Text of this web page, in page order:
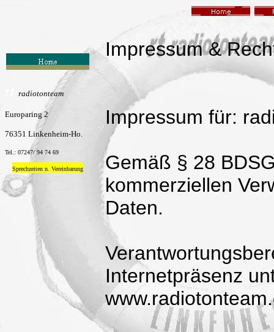
radiotonteam
Europaring 2
76351 Linkenheim-Ho.
Tel.: 07247/ 94 74 69
Sprechzeiten n. Vereinbarung
Impressum &
Impressum für:
Gemäß § 28
kommerziellen
Daten.
Internetpräsenz